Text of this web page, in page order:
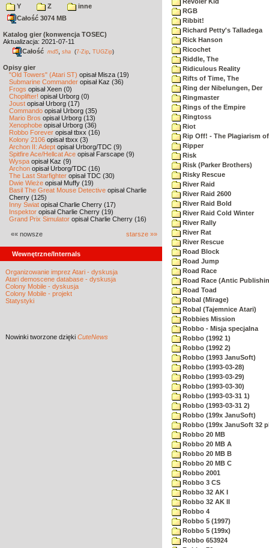
Y
Z
inne
Całość 3074 MB
Katalog gier (konwencja TOSEC)
Aktualizacja: 2021-07-11
Całość md5 sha (7-Zip TUGZip)
Opisy gier
"Old Towers" (Atari ST) opisał Misza (19)
Submarine Commander opisał Kaz (36)
Frogs opisał Xeen (0)
Choplifter! opisał Urborg (0)
Joust opisał Urborg (17)
Commando opisał Urborg (35)
Mario Bros opisał Urborg (13)
Xenophobe opisał Urborg (36)
Robbo Forever opisał tbxx (16)
Kolony 2106 opisał tbxx (3)
Archon II: Adept opisał Urborg/TDC (9)
Spitfire Ace/Hellcat Ace opisał Farscape (9)
Wyspa opisał Kaz (9)
Archon opisał Urborg/TDC (16)
The Last Starfighter opisał TDC (30)
Dwie Wieże opisał Muffy (19)
Basil The Great Mouse Detective opisał Charlie
Cherry (125)
Inny Świat opisał Charlie Cherry (17)
Inspektor opisał Charlie Cherry (19)
Grand Prix Simulator opisał Charlie Cherry (16)
«« nowsze starsze »»
Wewnętrzne/Internals
Organizowanie imprez Atari - dyskusja
Atari demoscene database - dyskusja
Colony Mobile - dyskusja
Colony Mobile - projekt
Statystyki
Nowinki tworzone dzięki CuteNews
RGB
Ribbit!
Richard Petty's Talladega
Rick Hanson
Ricochet
Riddle, The
Ridiculous Reality
Rifts of Time, The
Ring der Nibelungen, Der
Ringmaster
Rings of the Empire
Ringtoss
Riot
Rip Off! - The Plagiarism of
Ripper
Risk
Risk (Parker Brothers)
Risky Rescue
River Raid
River Raid 2600
River Raid Bold
River Raid Cold Winter
River Rally
River Rat
River Rescue
Road Block
Road Jump
Road Race
Road Race (Antic
Road Toad
Robal (Mirage)
Robal (Tajemnice Atari)
Robbies Mission
Robbo - Misja specjalna
Robbo (1992 1)
Robbo (1992 2)
Robbo (1993 JanuSoft)
Robbo (1993-03-28)
Robbo (1993-03-29)
Robbo (1993-03-30)
Robbo (1993-03-31 1)
Robbo (1993-03-31 2)
Robbo (199x JanuSoft)
Robbo (199x JanuSoft 32
Robbo 20 MB
Robbo 20 MB A
Robbo 20 MB B
Robbo 20 MB C
Robbo 2001
Robbo 3 CS
Robbo 32 AK I
Robbo 32 AK II
Robbo 4
Robbo 5 (1997)
Robbo 5 (199x)
Robbo 653924